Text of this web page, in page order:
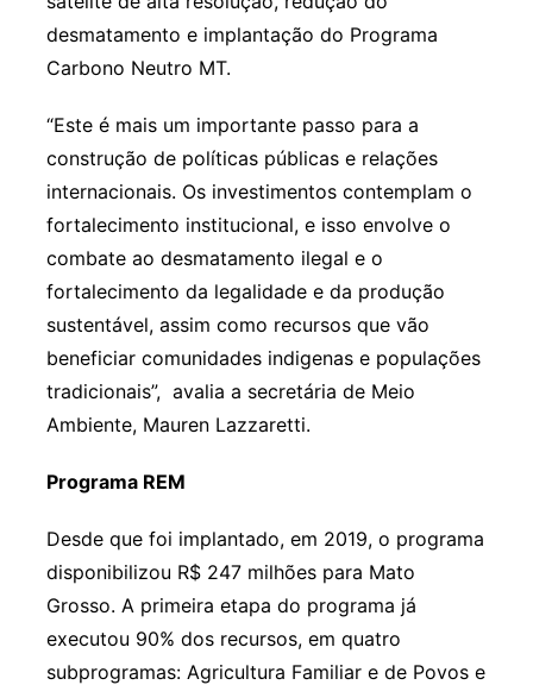
desmatamento e implantação do Programa
Carbono Neutro MT.
“Este é mais um importante passo para a
construção de políticas públicas e relações
internacionais. Os investimentos contemplam o
fortalecimento institucional, e isso envolve o
combate ao desmatamento ilegal e o
fortalecimento da legalidade e da produção
sustentável, assim como recursos que vão
beneficiar comunidades indigenas e populações
tradicionais”, avalia a secretária de Meio
Ambiente, Mauren Lazzaretti.
Programa REM
Desde que foi implantado, em 2019, o programa
disponibilizou R$ 247 milhões para Mato
Grosso. A primeira etapa do programa já
executou 90% dos recursos, em quatro
subprogramas: Agricultura Familiar e de Povos e